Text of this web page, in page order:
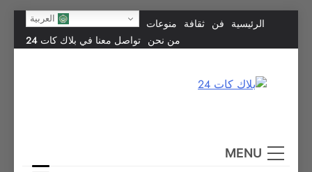
content
الرئيسية فن ثقافة منوعات العربية
من نحن تواصل معنا في بلاك كات 24
MENU